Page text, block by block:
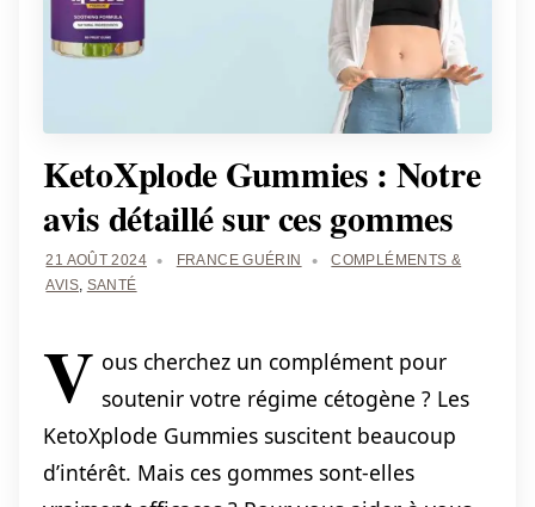
KetoXplode Gummies : Notre
avis détaillé sur ces gommes
21 AOÛT 2024 FRANCE GUÉRIN
COMPLÉMENTS &
AVIS, SANTÉ
V ous cherchez un complément pour
soutenir votre régime cétogène ? Les
KetoXplode Gummies suscitent beaucoup
d’intérêt. Mais ces gommes sont-elles